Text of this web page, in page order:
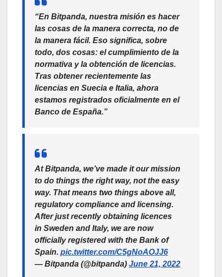
“En Bitpanda, nuestra misión es hacer
las cosas de la manera correcta, no de
la manera fácil. Eso significa, sobre
todo, dos cosas: el cumplimiento de la
normativa y la obtención de licencias.
Tras obtener recientemente las
licencias en Suecia e Italia, ahora
estamos registrados oficialmente en el
Banco de España.”
At Bitpanda, we’ve made it our mission
to do things the right way, not the easy
way. That means two things above all,
regulatory compliance and licensing.
After just recently obtaining licences
in Sweden and Italy, we are now
officially registered with the Bank of
Spain. pic.twitter.com/C5gNoAOJJ6
— Bitpanda (@bitpanda) June 21, 2022